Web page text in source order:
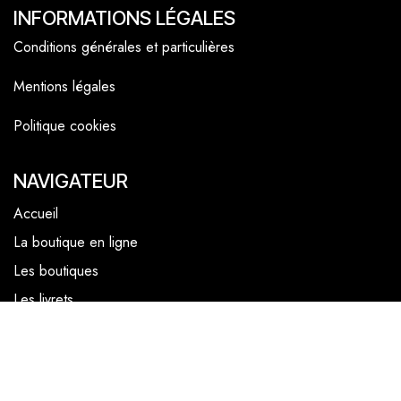
INFORMATIONS LÉGALES
Conditions générales et particulières
Mentions légales
Politique cookies
NAVIGATEUR
Accueil
La boutique en ligne
Les boutiques
Les livrets